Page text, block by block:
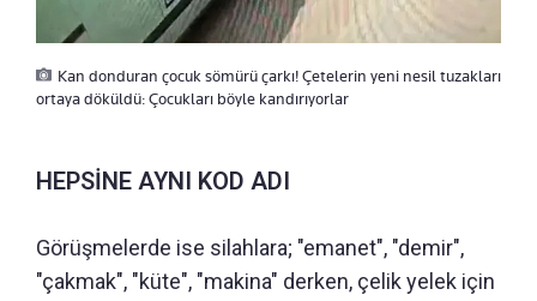
Kan donduran çocuk sömürü çarkı! Çetelerin yeni nesil tuzakları
ortaya döküldü: Çocukları böyle kandırıyorlar
HEPSİNE AYNI KOD ADI
Görüşmelerde ise silahlara; "emanet", "demir",
"çakmak", "küte", "makina" derken, çelik yelek için